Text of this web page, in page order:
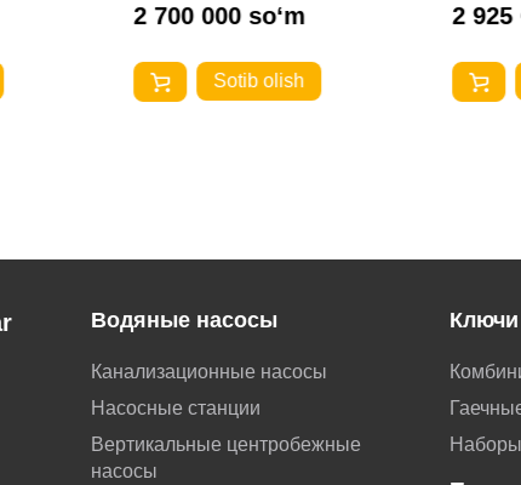
2 700 000 so‘m
Sotib olish
2 925
Водяные насосы
Канализационные насосы
Насосные станции
Вертикальные центробежные
насосы
Ключи